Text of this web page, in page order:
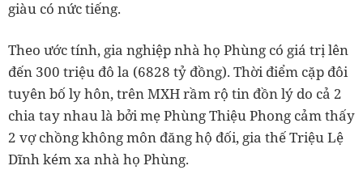
giàu có nức tiếng.
Theo ước tính, gia nghiệp nhà họ Phùng có giá trị lên
đến 300 triệu đô la (6828 tỷ đồng). Thời điểm cặp đôi
tuyên bố ly hôn, trên MXH rầm rộ tin đồn lý do cả 2
chia tay nhau là bởi mẹ Phùng Thiệu Phong cảm thấy
2 vợ chồng không môn đăng hộ đối, gia thế Triệu Lệ
Dĩnh kém xa nhà họ Phùng.